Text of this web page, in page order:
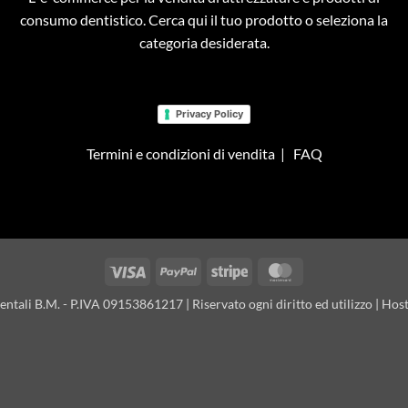
consumo dentistico. Cerca qui il tuo prodotto o seleziona la
categoria desiderata.
Privacy Policy
Termini e condizioni di vendita| FAQ
Visa PayPal Stripe
B.M. - P.IVA 09153861217 | Riservato ogni diritto ed utilizzo |